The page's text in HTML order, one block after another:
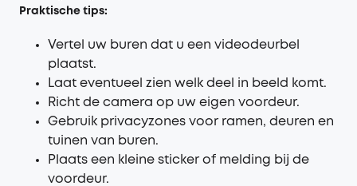
Praktische tips:
Vertel uw buren dat u een videodeurbel
plaatst.
Laat eventueel zien welk deel in beeld komt.
Richt de camera op uw eigen voordeur.
Gebruik privacyzones voor ramen, deuren en
tuinen van buren.
Plaats een kleine sticker of melding bij de
voordeur.